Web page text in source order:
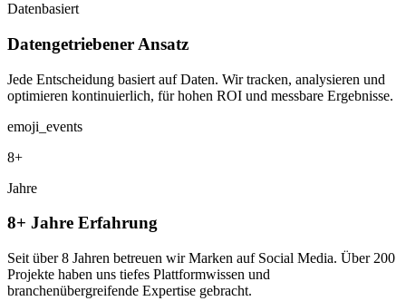
Datenbasiert
Datengetriebener Ansatz
Jede Entscheidung basiert auf Daten. Wir tracken, analysieren und
optimieren kontinuierlich, für hohen ROI und messbare Ergebnisse.
emoji_events
8+
Jahre
8+ Jahre Erfahrung
Seit über 8 Jahren betreuen wir Marken auf Social Media. Über 200
Projekte haben uns tiefes Plattformwissen und
branchenübergreifende Expertise gebracht.